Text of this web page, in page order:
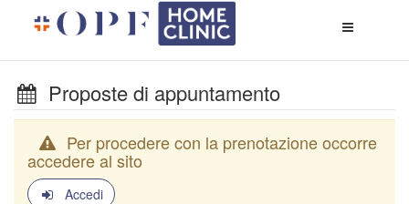
di
Proposte di appuntamento
Per procedere con la prenotazione occorre
accedere al sito
Accedi